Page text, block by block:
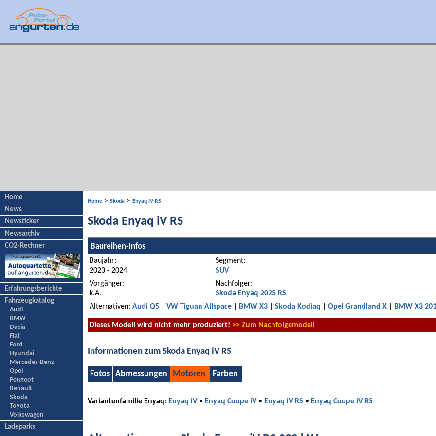
Home
News
Newsticker
Newsarchiv
CO2-Rechner
Erfahrungsberichte
Fahrzeugkatalog
Audi
BMW
Dacia
Fiat
Ford
Hyundai
Mercedes-Benz
Opel
Peugeot
Renault
Skoda
Toyota
Volkswagen
Ladeparks
Home > Skoda > Enyaq iV RS
Skoda Enyaq iV RS
Baureihen-Infos
Baujahr:
2023 - 2024
Segment:
SUV
Vorgänger:
k.A.
Nachfolger:
Skoda Enyaq 2025 RS
Alternativen: Audi Q5 VW Tiguan Allspace BMW X3 Skoda Kodiaq Opel Grandland X BMW X3
Dieses Modell wird nicht mehr produziert! >> Zum Nachfolgemodell
Informationen zum Skoda Enyaq iV RS
Fotos Abmessungen Motoren Farben
Variantenfamilie Enyaq: Enyaq iV • Enyaq Coupe iV • Enyaq iV RS • Enyaq Coupe iV RS